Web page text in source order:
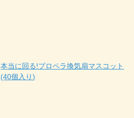
本当に回る!プロペラ換気扇マスコット
(40個入り)